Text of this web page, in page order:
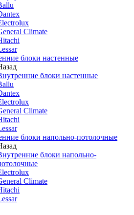
Climate
блоки настенные
блоки настенные
Climate
блоки напольно-потолочные
блоки напольно-
Climate